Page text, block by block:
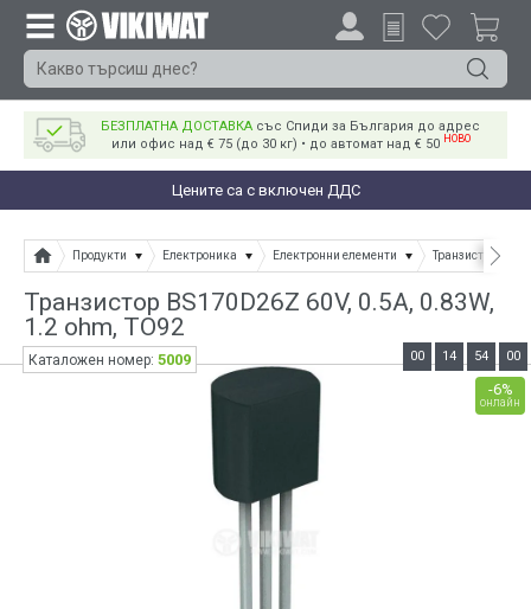
БЕЗПЛАТНА ДОСТАВКА със Спиди за България до адрес
или офис над € 75 (до 30 кг) • до автомат над € 50 НОВО
Цените са с включен ДДС
Продукти Електроника Електронни елементи Транзистори
Транзистор BS170D26Z 60V, 0.5A, 0.83W,
1.2 ohm, TO92
-6%
онлайн
00 14 53 59
Каталожен номер: 5009